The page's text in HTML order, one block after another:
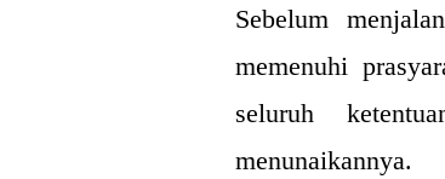
Sebelum
memenuhi
seluruh
menunaikannya.